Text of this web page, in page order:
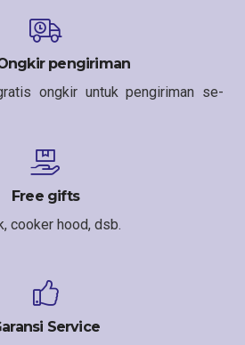
pengiriman
ongkir untuk pengiriman se-
Free gifts
cooker hood, dsb.
Service